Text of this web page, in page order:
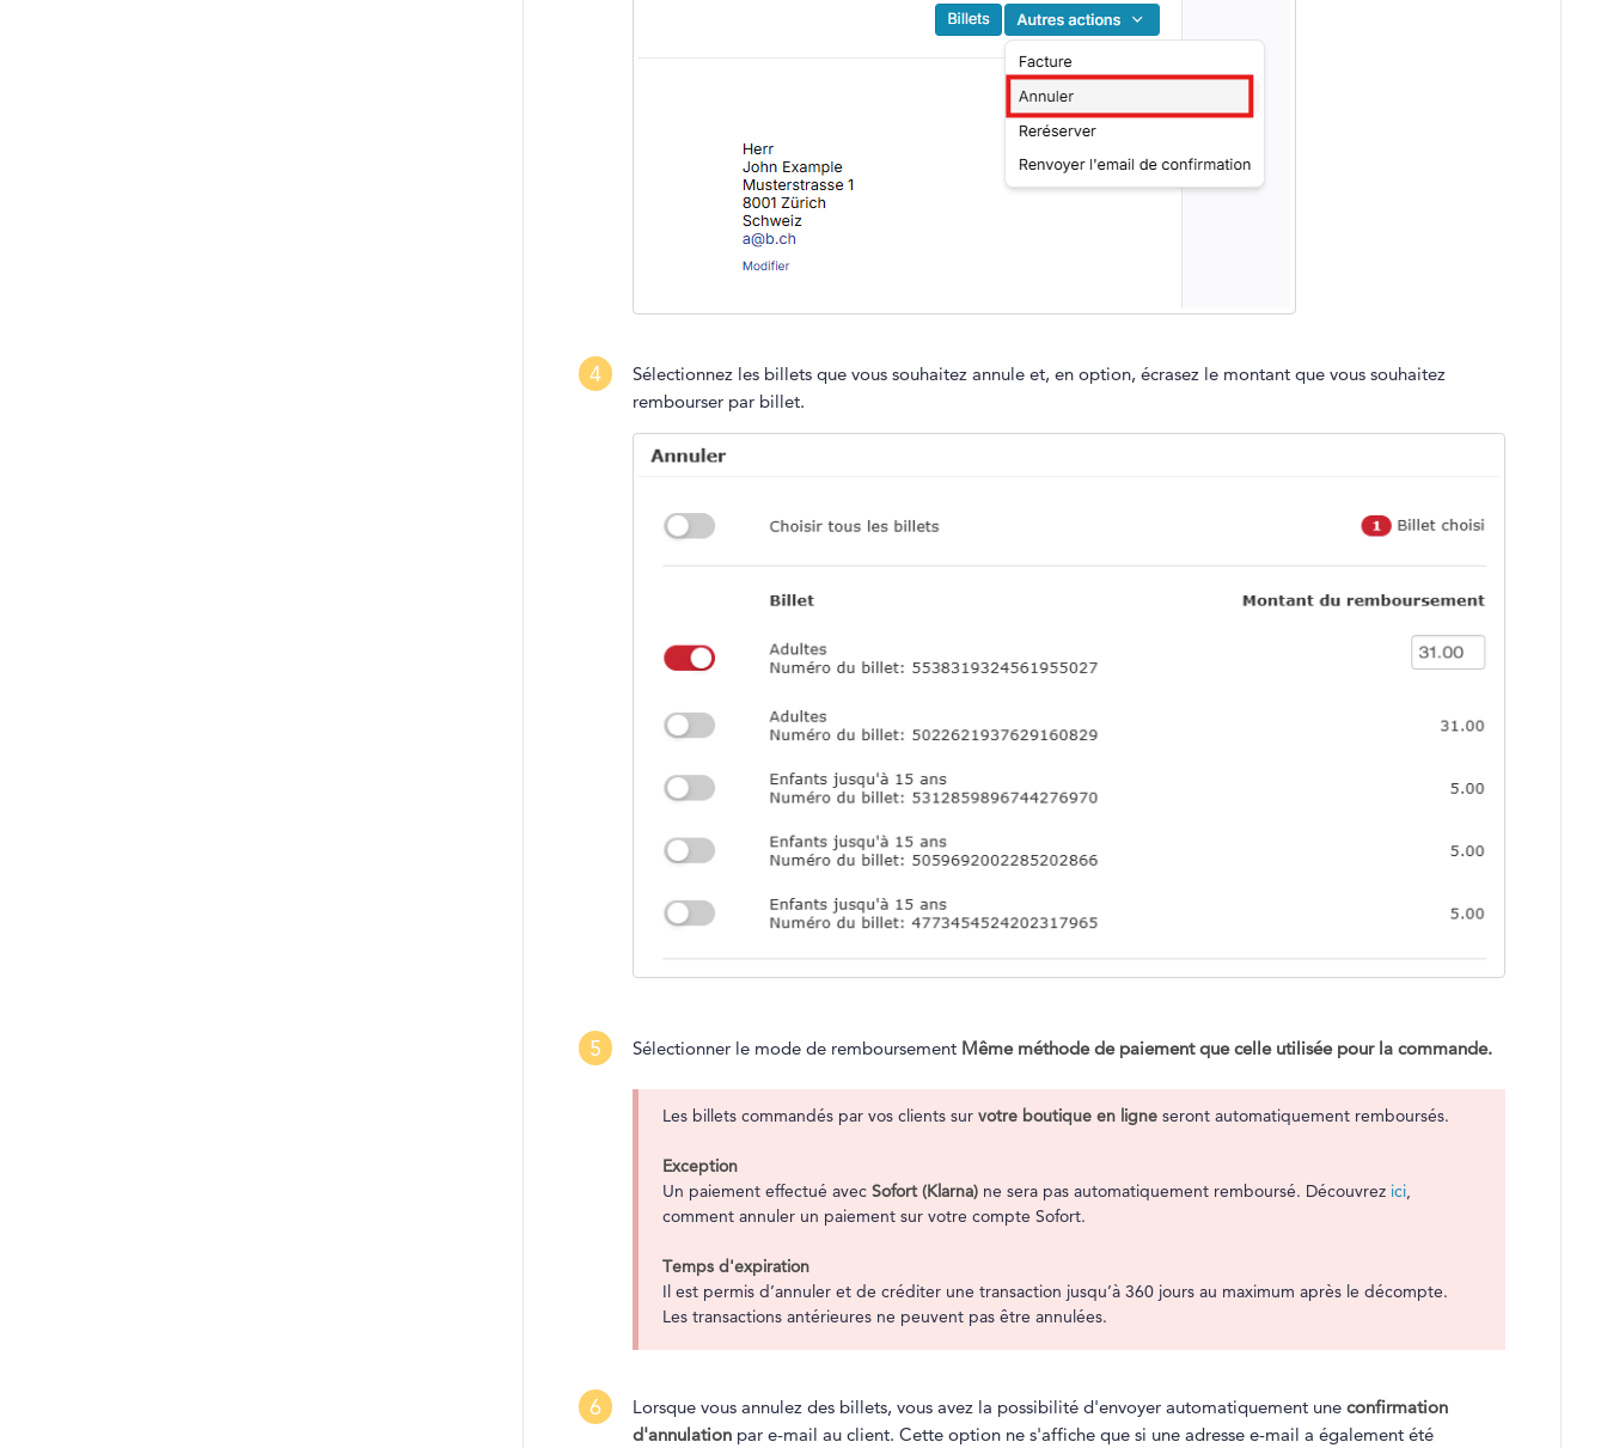
4
Sélectionnez les billets que vous souhaitez annule et, en option, écrasez le montant que vous souhaitez
rembourser par billet.
5 Sélectionner le mode de remboursement Même méthode de paiement que celle utilisée pour la commande.
Les billets commandés par vos clients sur votre boutique en ligneseront automatiquement remboursés.
Exception
Un paiement effectué avec Sofort (Klarna)ne sera pas automatiquement remboursé. Découvrez ici,
comment annuler un paiement sur votre compte Sofort.
Temps d'expiration
Il est permis d’annuler et de créditer une transaction jusqu’à 360 jours au maximum après le décompte.
Les transactions antérieures ne peuvent pas être annulées.
6 Lorsque vous annulez des billets, vous avez la possibilité d'envoyer automatiquement une confirmation
d'annulation par e-mail au client. Cette option ne s'affiche que si une adresse e-mail a également été